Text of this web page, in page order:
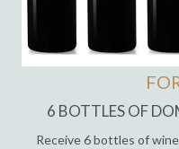
6 BOTTLES OF
Receive 6 bottles of